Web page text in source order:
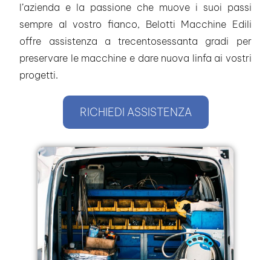
l’azienda e la passione che muove i suoi passi
sempre al vostro fianco, Belotti Macchine Edili
offre assistenza a trecentosessanta gradi per
preservare le macchine e dare nuova linfa ai vostri
progetti.
RICHIEDI ASSISTENZA